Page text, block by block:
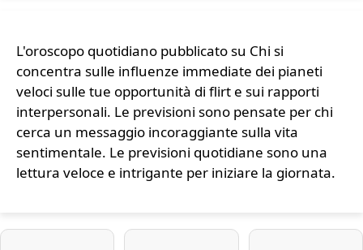
L'oroscopo quotidiano pubblicato su Chi si
concentra sulle influenze immediate dei pianeti
veloci sulle tue opportunità di flirt e sui rapporti
interpersonali. Le previsioni sono pensate per chi
cerca un messaggio incoraggiante sulla vita
sentimentale. Le previsioni quotidiane sono una
lettura veloce e intrigante per iniziare la giornata.